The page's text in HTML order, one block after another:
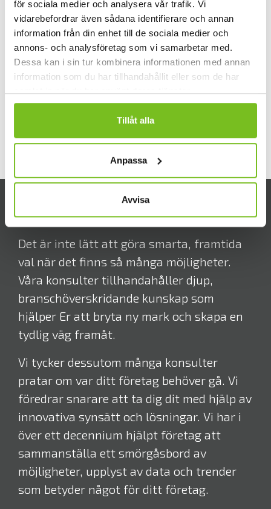
för sociala medier och analysera vår trafik. Vi
vidarebefordrar även sådana identifierare och annan
information från din enhet till de sociala medier och
annons- och analysföretag som vi samarbetar med.
Dessa kan i sin tur kombinera informationen med annan
information som du har tillhandahållit eller som de har
samlat in när du har använt deras tjänster.
Tillåt alla
Anpassa
Avvisa
genom produkter av hög kvalité,
målmedveten produktutveckling, hög
servicegrad och korta leveranstider.
MER OM FUMEX
Vi har varit där du är.
Det är inte lätt att göra smarta, framtida
val när det finns så många möjligheter.
Våra konsulter tillhandahåller djup,
branschöverskridande kunskap som
hjälper Er att bryta ny mark och skapa en
tydlig väg framåt.
Vi tycker dessutom många konsulter
pratar om var ditt företag behöver gå. Vi
föredrar snarare att ta dig dit med hjälp av
innovativa synsätt och lösningar. Vi har i
över ett decennium hjälpt företag att
sammanställa ett smörgåsbord av
möjligheter, upplyst av data och trender
som betyder något för ditt företag.